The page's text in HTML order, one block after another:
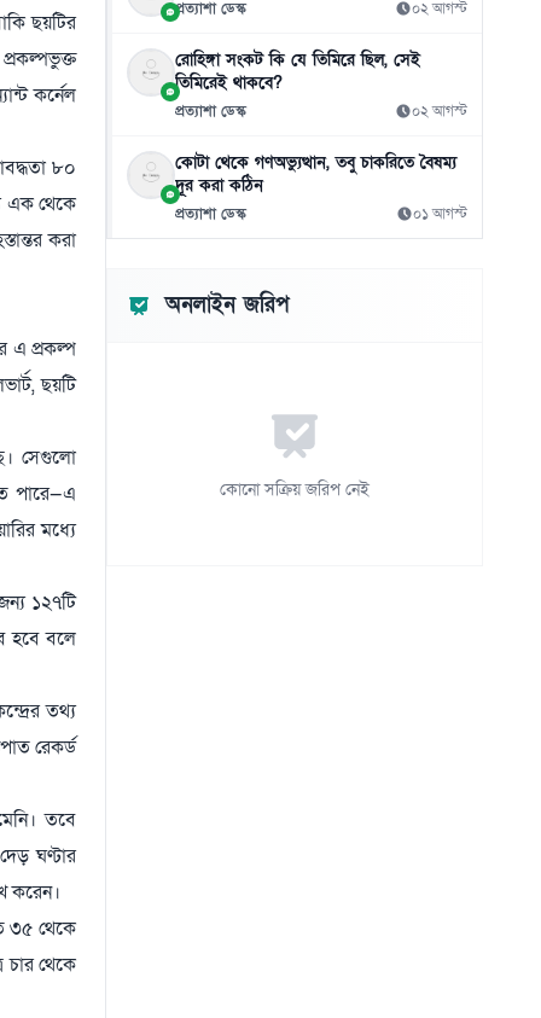
ছয়টির
কর্নেল
৮০
এক থেকে
করা
এ প্রকল্প
ছয়টি
সেগুলো
পারে—এ
মধ্যে
১২৭টি
হবে বলে
তথ্য
রেকর্ড
তবে
ঘণ্টার
করেন।
৩৫ থেকে
থেকে
০৫ আগস্ট
১১ নতুন দায়িত্বে প্রতিমন্ত্রী ববি হাজ্জাজ
০৫ আগস্ট
১২
০৫ আগস্ট
দেশের ১০ জেলায় বন্যার আশঙ্কা
১৪
দেশের পোলট্রি মাংসে অতিরিক্ত
প্রত্যাশা ডেস্ক ০২ আগস্ট
রোহিঙ্গা সংকট কি যে তিমিরে ছিল, সেই
তিমিরেই থাকবে?
প্রত্যাশা ডেস্ক ০২ আগস্ট
কোটা থেকে গণঅভ্যুত্থান, তবু চাকরিতে বৈষম্য
দূর করা কঠিন
প্রত্যাশা ডেস্ক ০১ আগস্ট
অনলাইন জরিপ
কোনো সক্রিয় জরিপ নেই